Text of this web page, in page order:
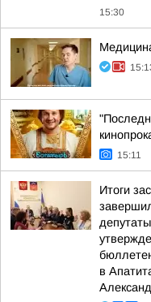
15:30
15:11
Итоги
в